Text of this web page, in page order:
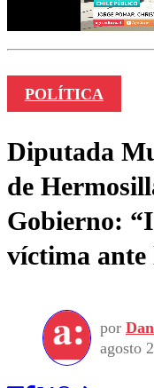
POLÍTICA
Diputada
de
Gobierno:
víctima ante
por
agosto